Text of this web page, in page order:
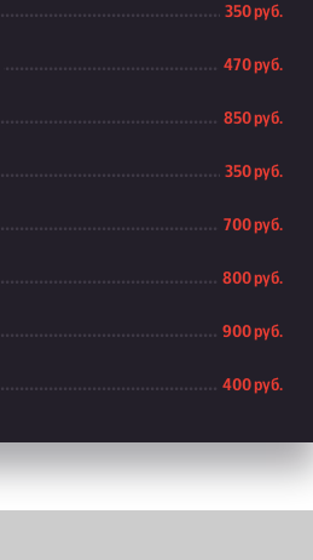
350 руб.
470 руб.
850 руб.
350 руб.
700 руб.
800 руб.
900 руб.
400 руб.